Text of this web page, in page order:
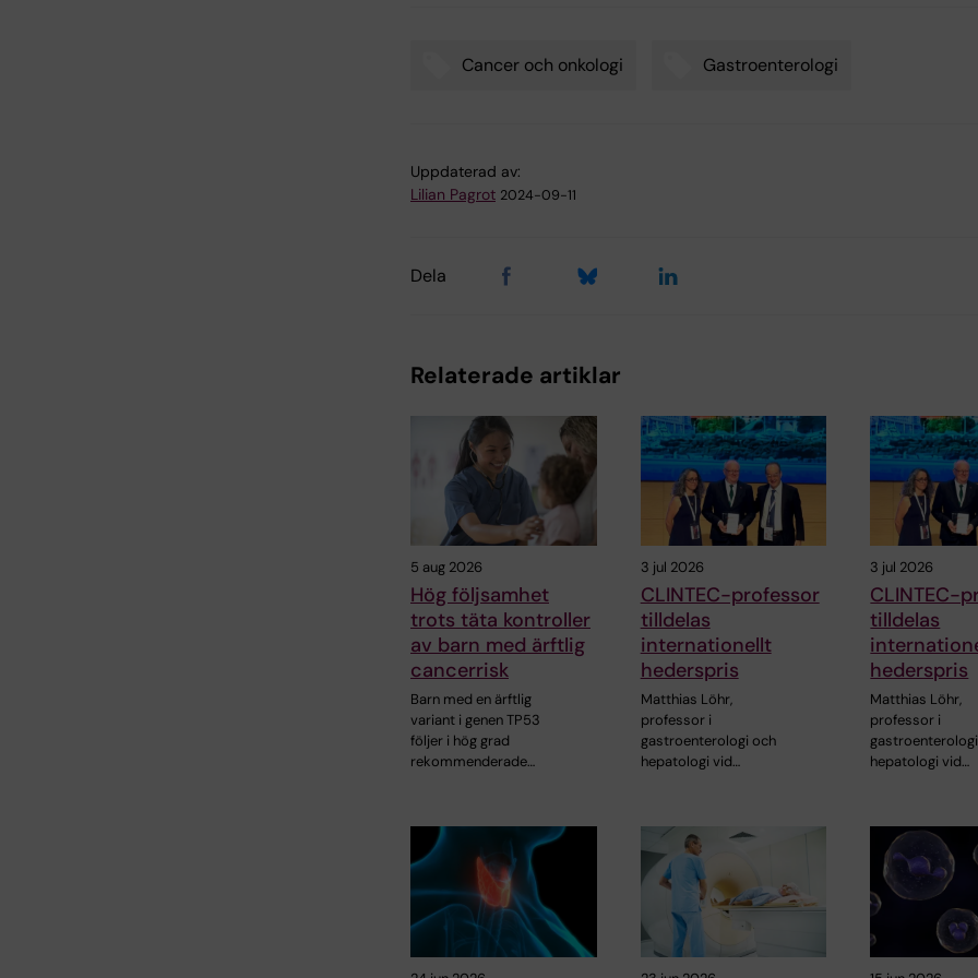
Cancer och onkologi Gastroenterologi
Uppdaterad av:
Lilian Pagrot 2024-09-11
Dela
Relaterade artiklar
5 aug 2026
Hög följsamhet
trots täta kontroller
av barn med ärftlig
cancerrisk
Barn med en ärftlig
variant i genen TP53
följer i hög grad
rekommenderade…
3 jul 2026
CLINTEC-professor
tilldelas
internationellt
hederspris
Matthias Löhr,
professor i
gastroenterologi och
hepatologi vid…
3 jul 2026
CLINTEC-
tilldelas
hederspris
Matthias Löhr,
professor i
hepatologi vid…